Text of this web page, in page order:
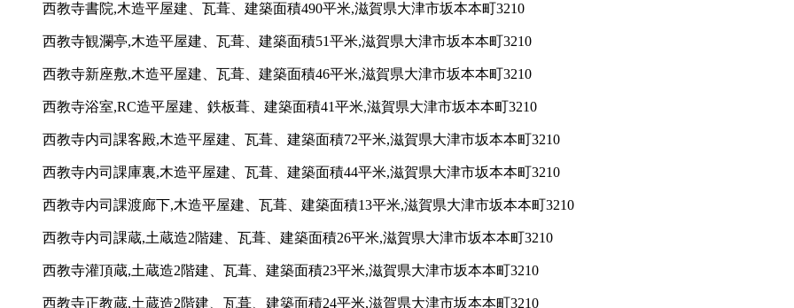
西教寺書院,木造平屋建、瓦葺、建築面積490平米,滋賀県大津市坂本本町3210
西教寺観瀾亭,木造平屋建、瓦葺、建築面積51平米,滋賀県大津市坂本本町3210
西教寺新座敷,木造平屋建、瓦葺、建築面積46平米,滋賀県大津市坂本本町3210
西教寺浴室,RC造平屋建、鉄板葺、建築面積41平米,滋賀県大津市坂本本町3210
西教寺内司課客殿,木造平屋建、瓦葺、建築面積72平米,滋賀県大津市坂本本町3210
西教寺内司課庫裏,木造平屋建、瓦葺、建築面積44平米,滋賀県大津市坂本本町3210
西教寺内司課渡廊下,木造平屋建、瓦葺、建築面積13平米,滋賀県大津市坂本本町3210
西教寺内司課蔵,土蔵造2階建、瓦葺、建築面積26平米,滋賀県大津市坂本本町3210
西教寺灌頂蔵,土蔵造2階建、瓦葺、建築面積23平米,滋賀県大津市坂本本町3210
西教寺正教蔵,土蔵造2階建、瓦葺、建築面積24平米,滋賀県大津市坂本本町3210